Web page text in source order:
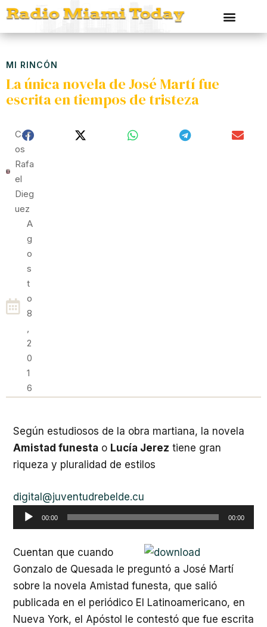
MI RINCÓN
La única novela de José Martí fue
escrita en tiempos de tristeza
Carl
Os
Rafa
El
Dieg
Uez
A
G
O
S
T
O
8
,
2
0
1
6
Según estudiosos de la obra martiana, la novela
Amistad funesta o Lucía Jerez tiene gran
riqueza y pluralidad de estilos
digital@juventudrebelde.cu
de
audio
00:00 00:00
Cuentan que cuando
Gonzalo de Quesada le preguntó a José Martí
sobre la novela Amistad funesta, que salió
publicada en el periódico El Latinoamericano, en
Nueva York, el Apóstol le contestó que fue escrita